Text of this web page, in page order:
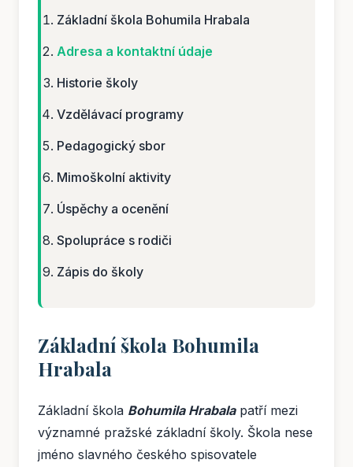
Základní škola Bohumila Hrabala
Adresa a kontaktní údaje
Historie školy
Vzdělávací programy
Pedagogický sbor
Mimoškolní aktivity
Úspěchy a ocenění
Spolupráce s rodiči
Zápis do školy
Základní škola Bohumila
Hrabala
Základní škola Bohumila Hrabalapatří mezi
významné pražské základní školy. Škola nese
jméno slavného českého spisovatele